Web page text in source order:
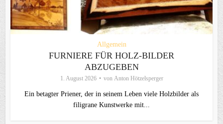
Allgemein
FURNIERE FÜR HOLZ-BILDER
ABZUGEBEN
1. August 2026 von Anton Hötzelsperger
Ein betagter Priener, der in seinem Leben viele Holzbilder als
filigrane Kunstwerke mit...